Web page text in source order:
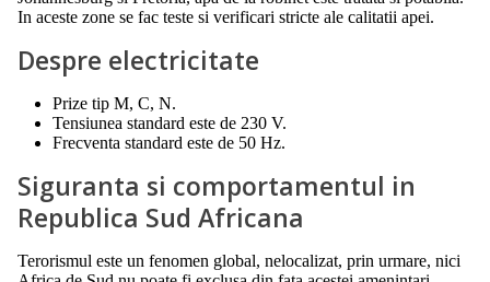
In aceste zone se fac teste si verificari stricte ale calitatii apei.
Despre electricitate
Prize tip M, C, N.
Tensiunea standard este de 230 V.
Frecventa standard este de 50 Hz.
Siguranta si comportamentul in
Republica Sud Africana
Terorismul este un fenomen global, nelocalizat, prin urmare, nici